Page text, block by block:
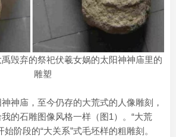
毁弃的祭祀伏羲女娲的太阳神神庙里的
雕塑
神庙，至今仍存的大荒式的人像雕刻，
的石雕图像风格一样（图1）。“大荒
阶段的“大关系”式毛坯样的粗雕刻。